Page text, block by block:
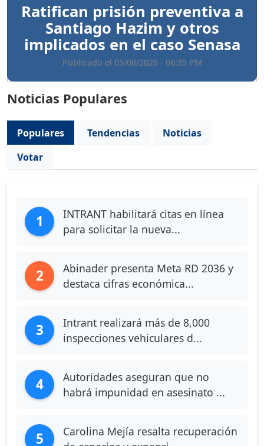
Ratifican prisión preventiva a
Santiago Hazim y otros
implicados en el caso Senasa
Publicado el 05/08/2026 - 06:35 PM
Noticias Populares
Populares Tendencias
Noticias
Votar
1
INTRANT habilitará citas en línea
para solicitar la nueva...
2
Abinader presenta Meta RD 2036 y
destaca cifras económica...
3
Intrant realizará más de 8,000
inspecciones vehiculares d...
4
Autoridades aseguran que no
habrá impunidad en asesinato ...
5
Carolina Mejía resalta recuperación